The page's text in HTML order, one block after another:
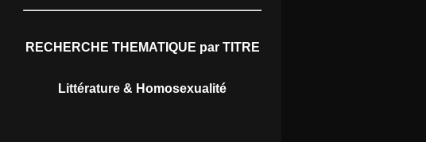
RECHERCHE THEMATIQUE par TITRE
Littérature & Homosexualité